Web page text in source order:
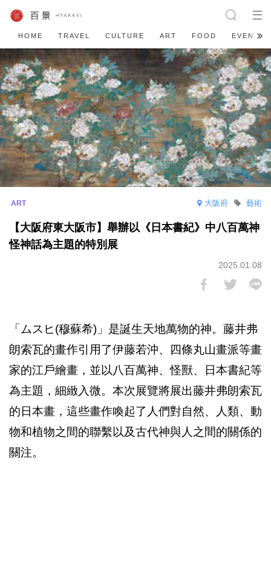
HOME TRAVEL CULTURE ART FOOD EVENT
大阪府 藝術
【大阪府東大阪市】舉辦以《日本書紀》中八百萬神
怪神話為主題的特別展
2025.01.08
「ムスヒ(穆蘇希)」是誕生天地萬物的神。藤井弗
朗索瓦的畫作引用了伊藤若沖、四條丸山畫派等畫
家的江戶繪畫，並以八百萬神、怪獸、日本書紀等
為主題，細緻入微。本次展覽將展出藤井弗朗索瓦
的日本畫，這些畫作喚起了人們對自然、人類、動
物和植物之間的聯繫以及古代神與人之間的關係的
關注。